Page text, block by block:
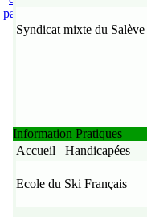
Syndicat mixte du Salève
Information Pratiques
Accueil Handicapées
Ecole du Ski Français